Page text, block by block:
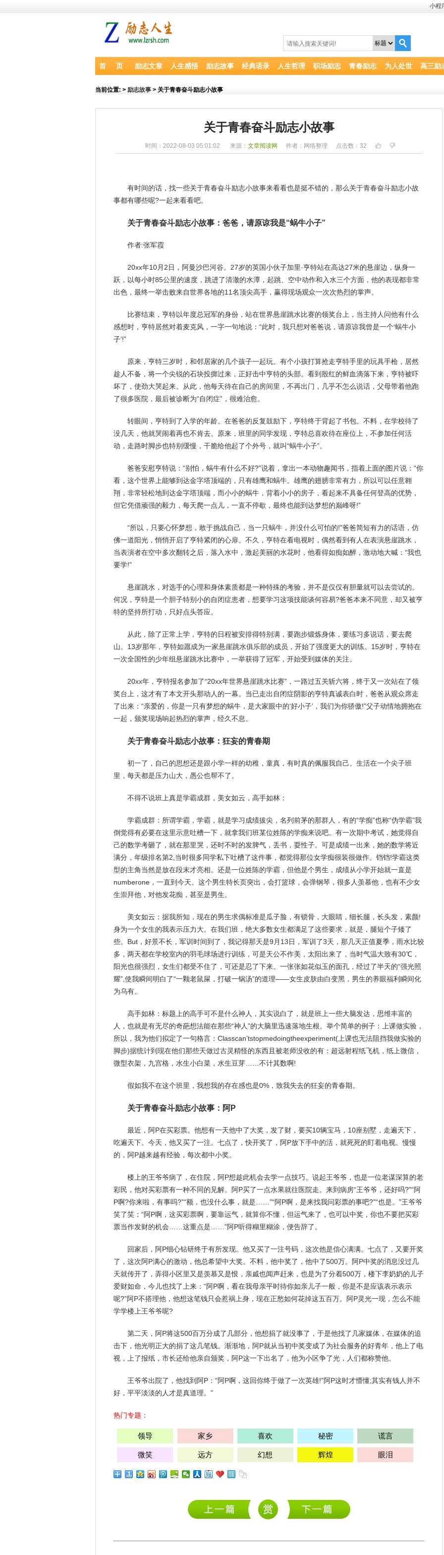
小程
首 页 励志文章 人生感悟 励志故事 经典语录 人生哲理 职场励志 青春励志 为人处世 高三励
当前位置: > 励志故事 > 关于青春奋斗励志小故事
关于青春奋斗励志小故事
时间：2022-08-03 05:01:02 来源： 文章阅读网 作者：网络整理 点击数： 32
有时间的话，找一些关于青春奋斗励志小故事来看看也是挺不错的，那么关于青春奋斗励志小故
事都有哪些呢?一起来看看吧。
关于青春奋斗励志小故事： 爸爸 ，请原谅我是“蜗牛小子”
作者:张军霞
20xx年10月2日，阿曼沙巴河谷。27岁的英国小伙子加里·亨特站在高达27米的悬崖边，纵身一
跃，以每小时85公里的速度，跳进了清澈的水潭，起跳、空中动作和入水三个方面，他的表现都非常
出色，最终一举击败来自世界各地的11名顶尖高手，赢得现场观众一次次热烈的掌声。
比赛结束，亨特以年度总冠军的身份，站在世界悬崖跳水比赛的领奖台上，当主持人问他有什么
感想时，亨特居然对着麦克风，一字一句地说：“此时，我只想对爸爸说，请原谅我曾是一个‘蜗牛小
子’!”
原来，亨特三岁时，和邻居家的几个孩子一起玩。有个小孩打算抢走亨特手里的玩具手枪，居然
趁人不备，将一个尖锐的石块投掷过来，正好击中亨特的头部。看到殷红的鲜血滴落下来，亨特被吓
坏了，使劲大哭起来。从此，他每天待在自己的房间里，不再出门，几乎不怎么说话， 父母带着他跑
了很多医院，最后被诊断为“自闭症”，很难治愈。
转眼间，亨特到了入学的年龄。在爸爸的反复鼓励下，亨特终于背起了书包。不料，在学校待了
没几天，他就哭闹着再也不肯去。原来，班里的同学发现，亨特总喜欢待在座位上，不参加任何活
动，走路时脚步也特别缓慢，干脆给他起了个外号，就叫“蜗牛小子”。
爸爸安慰亨特说：“别怕，蜗牛有什么不好?”说着，拿出一本动物趣闻书，指着上面的图片说：“你
看，这个世界上能够到达金字塔顶端的，只有雄鹰和蜗牛。雄鹰的翅膀非常有力，所以可以任意翱
翔，非常轻松地到达金字塔顶端，而小小的蜗牛，背着小小的房子，看起来不具备任何登高的优势，
但它凭借顽强的毅力，每天爬一点儿，一直不停歇，最终也能到达梦想的巅峰呀!”
“所以，只要心怀梦想，敢于挑战自己，当一只蜗牛，并没什么可怕的!”爸爸简短有力的话语，仿
佛一道阳光 ，悄悄开启了亨特紧闭的心扉。不久，亨特在看电视时，偶然看到有人在表演悬崖跳水，
当表演者在空中多次翻转之后，落入水中，激起美丽的水花时，他看得如痴如醉，激动地大喊：“我也
要学!”
悬崖跳水，对选手的心理和身体素质都是一种特殊的考验，并不是仅仅有胆量就可以去尝试的。
何况，亨特是一个胆子特别小的自闭症患者，想要学习这项技能谈何容易?爸爸本来不同意，却又被亨
特的坚持所打动，只好点头答应。
从此，除了正常上学，亨特的日程被安排得特别满，要跑步锻炼身体，要练习多说话，要去爬
山。13岁那年，亨特如愿成为一家悬崖跳水俱乐部的成员，开始了强度更大的训练。15岁时，亨特在
一次全国性的少年组悬崖跳水比赛中，一举获得了冠军，开始受到媒体的关注。
20xx年，亨特报名参加了“20xx年世界悬崖跳水比赛”，一路过五关斩六将，终于又一次站在了领
奖台上，这才有了本文开头那动人的一幕。当已走出自闭症阴影的亨特真诚表白时，爸爸从观众席走
了出来：“亲爱的，你是一只有梦想的蜗牛，是大家眼中的‘好小子’，我们为你骄傲!”父子动情地拥抱在
一起，颁奖现场响起热烈的掌声，经久不息。
关于青春奋斗励志小故事：狂妄的青春期
初一了，自己的思想还是跟小学一样的幼稚，童真，有时真的佩服我自己。 生活在一个尖子班
里，每天都是压力山大，愚公也帮不了。
不得不说班上真是学霸成群，美女如云，高手如林：
学霸成群：所谓学霸，学霸，就是学习成绩拔尖，名列前茅的那群人，有的“学痴”也称“伪学霸”我
倒觉得有必要在这里示意吐槽一下，就拿我们班某位姓陈的学痴来说吧。有一次期中考试，她觉得自
己的数学考砸了，就在那里哭，还时不时的发脾气，丢书，耍性子。可是成绩一出来，她的数学将近
满分，年级排名第2,当时很多同学私下吐槽了这件事，都觉得那位女学痴很装很做作。铛铛!学霸这类
型的主角当然是放在段末才亮相。还是一位姓陈的学霸，但他是个男生，成绩从小学开始就一直是
numberone，一直到今天。这个男生特长页突出，会打篮球，会弹钢琴，很多人羡慕他，也有不少女
生崇拜他，对他发花痴，甚至是男生。
美女如云：据我所知，现在的男生求偶标准是瓜子脸，有锁骨，大眼睛，细长腿，长头发，素颜!
身为一个女生的我表示压力大。在我们班，绝大多数女生都满足了这些要求，就是，腿短个子矮了
些。But，好景不长，军训时间到了，我记得那天是9月13日，军训了3天，那几天正值夏季，雨水比较
多，两天都在学校室内的羽毛球场进行训练，可是天公不作美，太阳出来了，当时气温大致有30℃，
阳光也很强烈，女生们都受不住了，可还是忍了下来。一张张如花似玉的面孔，经过了半天的“强光照
耀”,使我瞬间明白了“一颗老鼠屎，打破一锅汤”的道理——女生皮肤由白变黑，男生的养眼福利瞬间化
为乌有。
高手如林：标题上的高手可不是什么神人，其实说白了，就是班上一些大脑发达，思维丰富的
人，也就是有无尽的奇葩想法能在那些“神人”的大脑里迅速落地生根。举个简单的例子：上课做实验，
所以，我为他们拟定了一句格言：Classcan’tstopmedoingtheexperiment(上课也无法阻挡我做实验的
脚步)据统计到现在他们那些天做过古灵精怪的东西且被老师没收的有：超远射程纸飞机，纸上微信，
微型衣架，九宫格，水生小白菜，水生豆芽……不计其数啊!
假如我不在这个班里，我想我的存在感也是0%，致我失去的狂妄的青春期。
关于青春奋斗励志小故事：阿P
最近，阿P在买彩票。他想有一天他中了大奖，发了财，要买10辆宝马，10座别墅，走遍天下，
吃遍天下。今天，他又买了一注。七点了，快开奖了，阿P放下手中的活，就死死的盯着电视。慢慢
的，阿P越来越有经验，每次都中小奖。
楼上的王爷爷病了，在住院，阿P想趁此机会去学一点技巧。说起王爷爷，也是一位老谋深算的老
彩民，他对买彩票有一种不同的见解。阿P买了一点水果就往医院走。来到病房“王爷爷，还好吗?”“阿
P啊?你来啦，有事吗?”“额，也没什么事，就是……”“阿P啊，是来找我问彩票的事吧?”“也是。”王爷爷
笑了笑：“阿P啊，这买彩票啊，要靠运气，就算你不懂，但运气来了，也可以中奖，你也不要把买彩
票当作发财的机会……这重点是……”阿P听得糊里糊涂，便告辞了。
回家后，阿P细心钻研终于有所发现。他又买了一注号码，这次他是信心满满。七点了，又要开奖
了，这次阿P满心的激动，他总希望中大奖。不料，他中奖了，他中了500万。阿P中奖的消息没过几
天就传开了，弄得小区里又是羡慕又是恨，亲戚也闻声赶来，也是为了分着500万，楼下李奶奶的儿子
爱财如命，今儿也找了上来：“阿P啊，看在我母亲平时待你如亲儿子一般，你是不是应该表示表示
呢?”阿P不搭理他，他想这笔钱只会惹祸上身，现在正愁如何花掉这五百万。阿P灵光一现，怎么不能
学学楼上王爷爷呢?
第二天，阿P将这500百万分成了几部分，他想捐了就没事了，于是他找了几家媒体，在媒体的追
击下，他光明正大的捐了这几笔钱。渐渐地，阿P就从当初中奖变成了为社会服务的好青年，他上了电
视，上了报纸，市长还给他亲自颁奖，阿P这一下出名了，他为小区争了光，人们都称赞他。
王爷爷出院了，他找到阿P：“阿P啊，这回你终于做了一次英雄!”阿P这时才懵懂;其实有钱人并不
好，平平淡淡的人才是真道理。”
热门专题：
领导 家乡 喜欢 秘密 谎言
微笑 远方 幻想 辉煌 眼泪